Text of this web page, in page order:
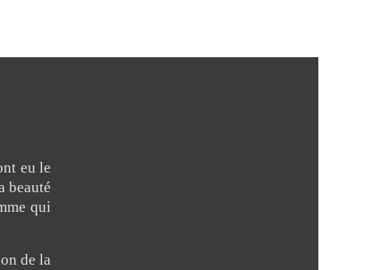
eu le
beauté
qui
de la